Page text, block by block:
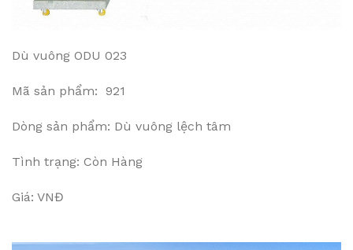
Dù vuông ODU 023
Mã sản phẩm: 921
Dòng sản phẩm: Dù vuông lệch tâm
Tình trạng: Còn Hàng
Giá: VNĐ